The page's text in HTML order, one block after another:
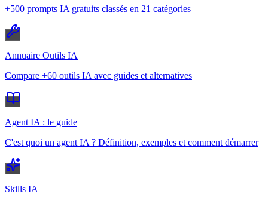
+500 prompts IA gratuits classés en 21 catégories
Annuaire Outils IA
Compare +60 outils IA avec guides et alternatives
Agent IA : le guide
C'est quoi un agent IA ? Définition, exemples et comment démarrer
Skills IA